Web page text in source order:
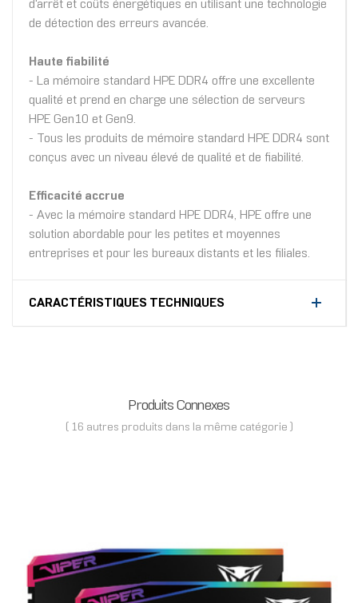
d'arrêt et coûts énergétiques en utilisant une technologie
de détection des erreurs avancée.
Haute fiabilité
- La mémoire standard HPE DDR4 offre une excellente
qualité et prend en charge une sélection de serveurs
HPE Gen10 et Gen9.
- Tous les produits de mémoire standard HPE DDR4 sont
conçus avec un niveau élevé de qualité et de fiabilité.
Efficacité accrue
- Avec la mémoire standard HPE DDR4, HPE offre une
solution abordable pour les petites et moyennes
entreprises et pour les bureaux distants et les filiales.
CARACTÉRISTIQUES TECHNIQUES
Produits Connexes
( 16 autres produits dans la même catégorie )